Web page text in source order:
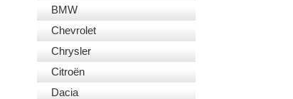
BMW
Chevrolet
Chrysler
Citroën
Dacia